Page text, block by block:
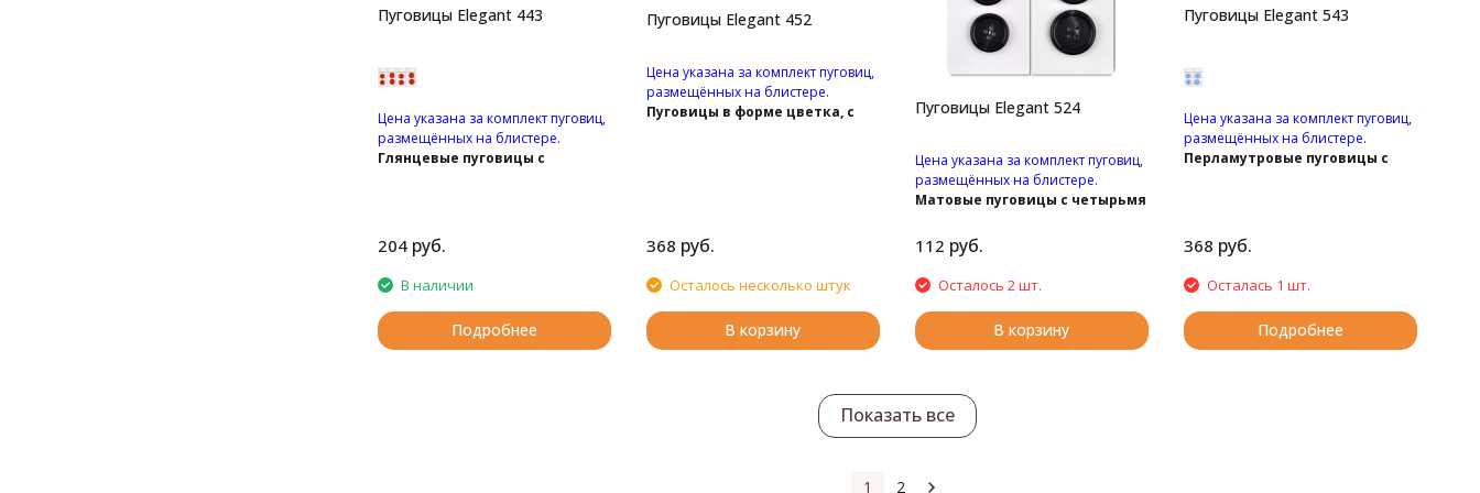
Пуговицы Elegant 443
Цена указана за комплект пуговиц,
размещённых на блистере.
Глянцевые пуговицы с
204 руб.
В наличии
Подробнее
Пуговицы Elegant 452
Цена указана за комплект пуговиц,
размещённых на блистере.
Пуговицы в форме цветка, с
368 руб.
Осталось несколько штук
В корзину
Пуговицы Elegant 524
Цена указана за комплект пуговиц,
размещённых на блистере.
Матовые пуговицы с четырьмя
112 руб.
Осталось 2 шт.
В корзину
Пуговицы Elegant 543
Цена указана за комплект пуговиц,
размещённых на блистере.
Перламутровые пуговицы с
368 руб.
Осталась 1 шт.
Подробнее
Показать все
1 2